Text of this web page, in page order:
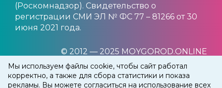
Мы используем файлы cookie, чтобы сайт работал
корректно, а также для сбора статистики и показа
рекламы. Вы можете согласиться на использование всех
(Роскомнадзор). Свидетельство о
регистрации СМИ ЭЛ № ФС 77 – 81266 от 30
июня 2021 года.
© 2012 — 2025 MOYGOROD.ONLINE